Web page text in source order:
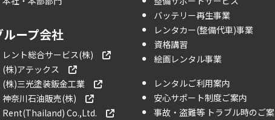
ループ会社
レント総合サービス(株)
(株)アテックス
(株)三光塗装鈑金工業
神奈川石油販売(株)
Rent(Thailand) Co.,Ltd.
バッテリー再生事業
レンタカー(整備代車)事業
資格講習
絵画レンタル事業
レンタルご利用案内
安心サポート制度ご案内
事故・盗難等 トラブル時のご案